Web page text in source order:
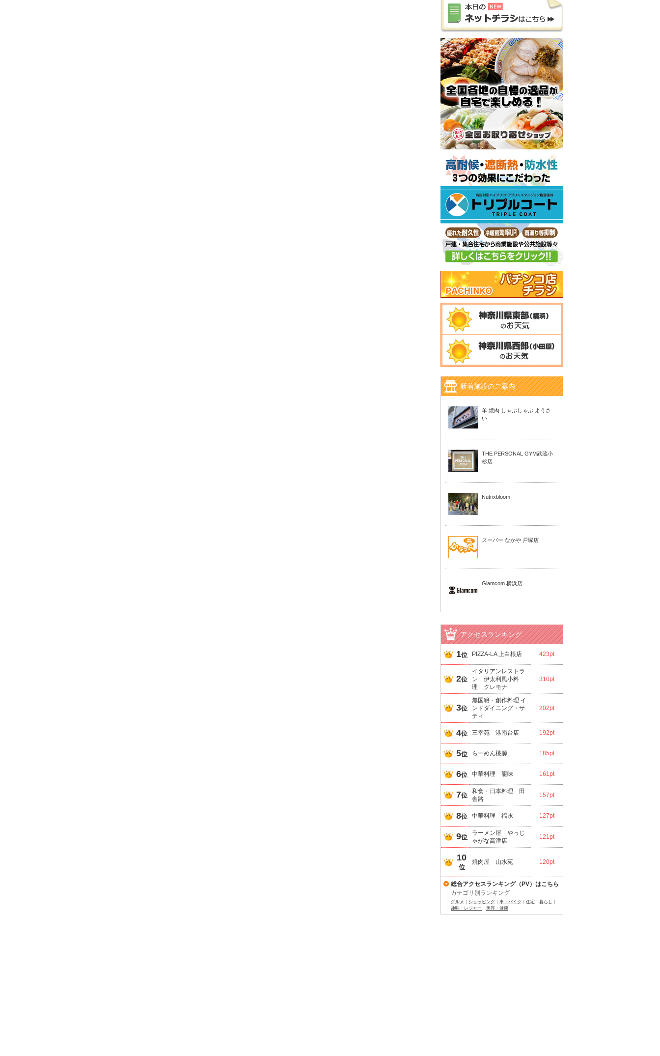
新着施設のご案内
羊 焼肉 しゃぶしゃぶ ようさ
い
THE PERSONAL GYM武蔵小
杉店
Nutrixbloom
スーパー なかや 戸塚店
Glamcom 横浜店
アクセスランキング
1位 PIZZA-LA 上白根店 423pt
2位
イタリアンレストラ
ン 伊太利風小料
理 クレモナ
310pt
3位
無国籍・創作料理 イ
ンドダイニング・サ
ティ
202pt
4位 三幸苑 港南台店 192pt
5位 らーめん桃源 185pt
6位 中華料理 龍味 161pt
7位
和食・日本料理 田
舎路
157pt
8位 中華料理 福永 127pt
9位
ラーメン屋 やっじ
ゃがな高津店
121pt
10
位
焼肉屋 山水苑 120pt
総合アクセスランキング（PV）はこちら
カテゴリ別ランキング
グルメ ショッピング 車・バイク 住宅 暮らし
趣味・レジャー
美容・健康